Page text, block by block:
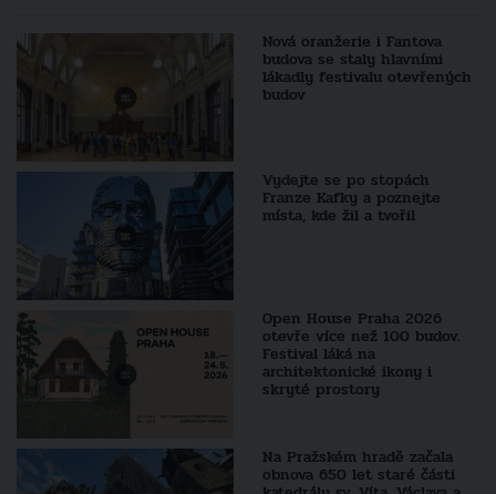
Nová oranžerie i Fantova
budova se staly hlavními
lákadly festivalu otevřených
budov
Vydejte se po stopách
Franze Kafky a poznejte
místa, kde žil a tvořil
Open House Praha 2026
otevře více než 100 budov.
Festival láká na
architektonické ikony i
skryté prostory
Na Pražském hradě začala
obnova 650 let staré části